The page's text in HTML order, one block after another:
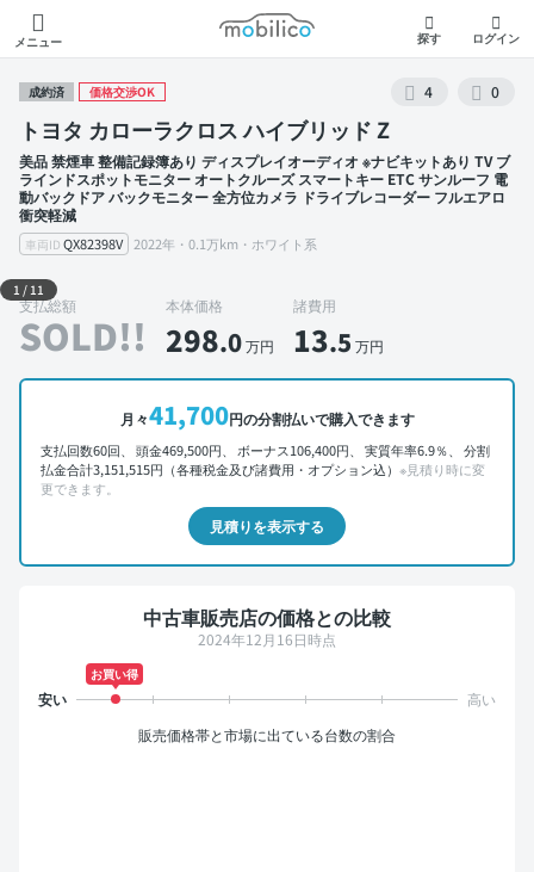
メニュー
モビリコ
探す ログイン
成約済 価格交渉OK 4 0
トヨタ カローラクロス ハイブリッド Z
美品 禁煙車 整備記録簿あり ディスプレイオーディオ ※ナビキットあり TV ブ
ラインドスポットモニター オートクルーズ スマートキー ETC サンルーフ 電
動バックドア バックモニター 全方位カメラ ドライブレコーダー フルエアロ
衝突軽減
車両ID QX82398V 2022年・0.1万km・ホワイト系
外装 左前
1 /11
支払総額
SOLD!!
本体価格
298.0万円
諸費用
13.5 万円
月々41,700円の分割払いで購入できます
支払回数60回、 頭金469,500円、 ボーナス106,400円、 実質年率6.9％、 分割
払金合計3,151,515円（各種税金及び諸費用・オプション込） ※見積り時に変
更できます。
見積りを表示する
中古車販売店の価格との比較
2024年12月16日時点
お買い得
販売価格帯と市場に出ている台数の割合